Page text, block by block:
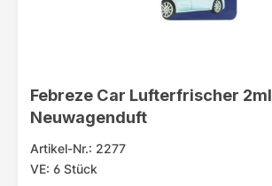
Febreze Car Lufterfrischer 2ml
Neuwagenduft
Artikel-Nr.: 2277
VE: 6 Stück